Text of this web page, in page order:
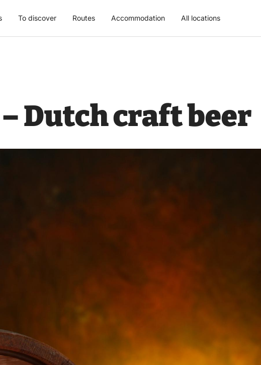
To discover Routes Accommodation All locations
Dutch craft beer